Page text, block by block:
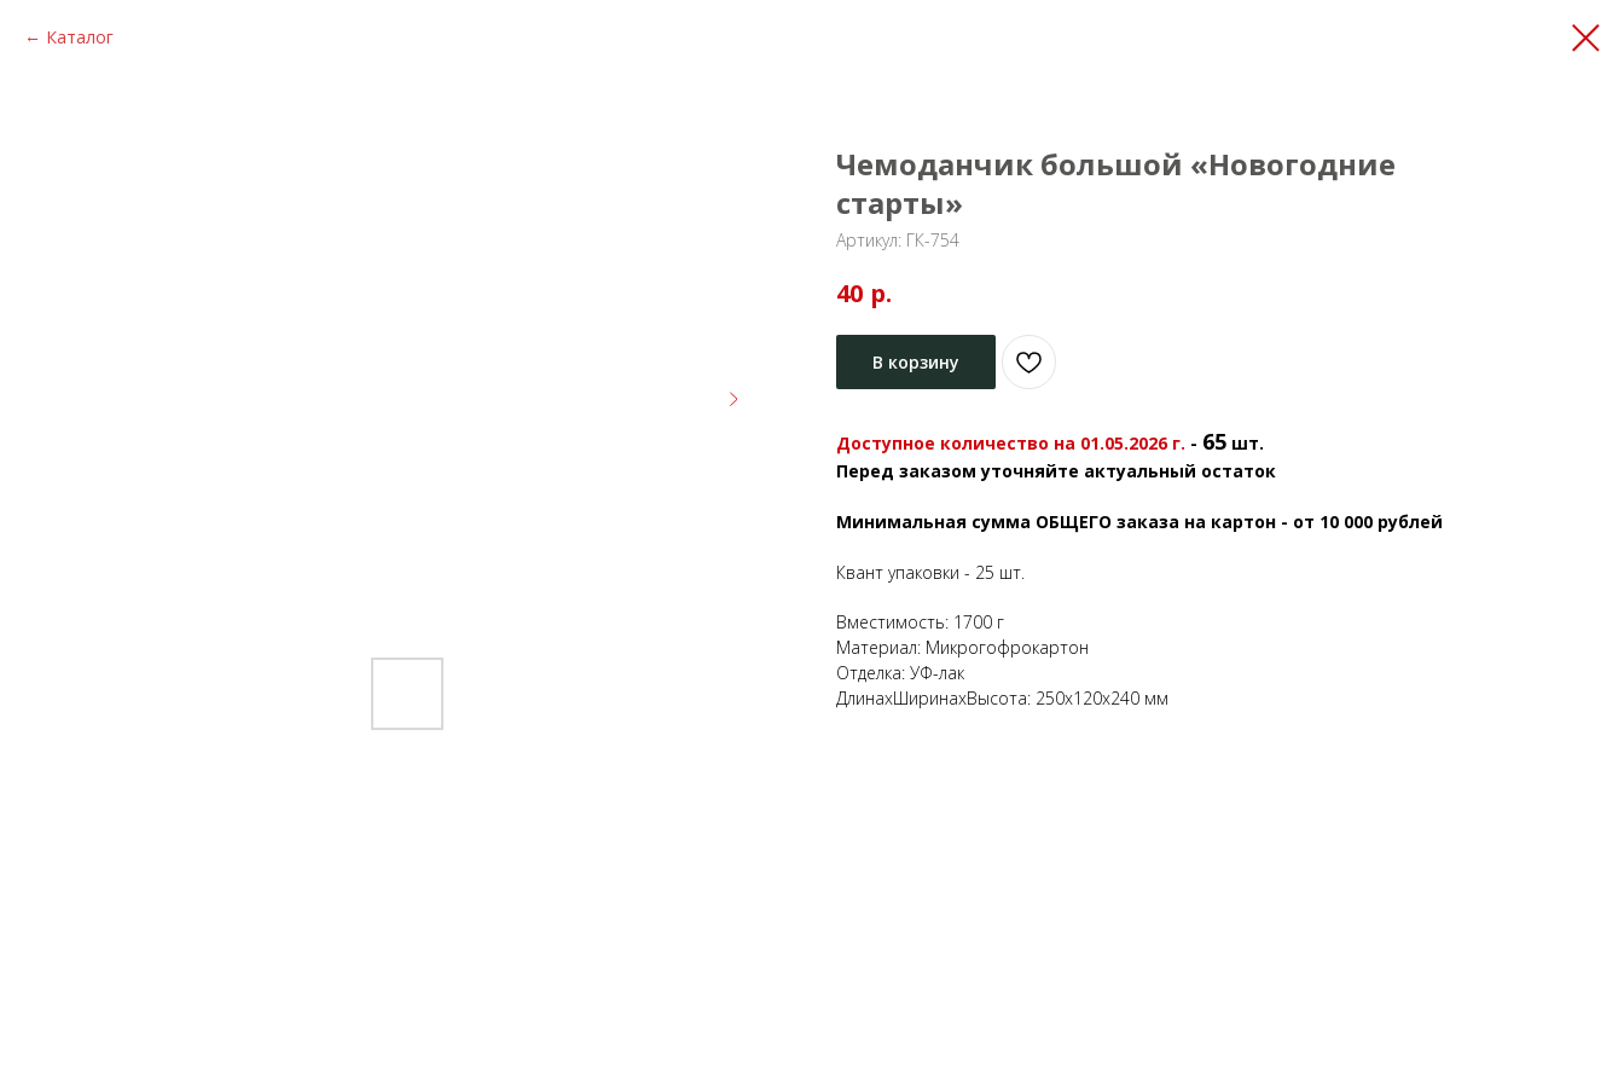
Каталог
Чемоданчик большой «Новогодние
старты»
Артикул: ГК-754
40 р.
В корзину
Доступное количество на 01.05.2026 г. - 65 шт.
Перед заказом уточняйте актуальный остаток
Минимальная сумма ОБЩЕГО заказа на картон - от 10 000 рублей
Квант упаковки - 25 шт.
Вместимость: 1700 г
Материал: Микрогофрокартон
Отделка: УФ-лак
ДлинахШиринахВысота: 250x120x240 мм